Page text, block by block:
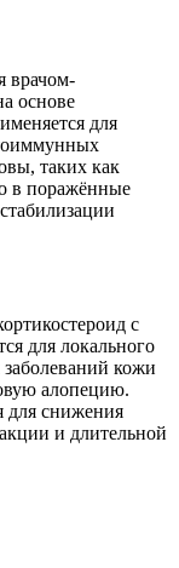
врачом-
основе
для
таких как
в поражённые
с
для локального
кожи
алопецию.
для снижения
и длительной